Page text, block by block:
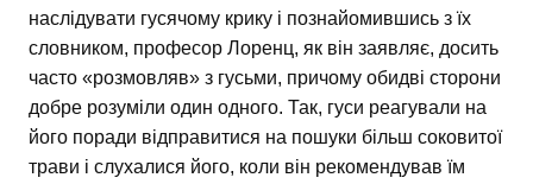
наслідувати гусячому крику і познайомившись з їх
словником, професор Лоренц, як він заявляє, досить
часто «розмовляв» з гусьми, причому обидві сторони
добре розуміли один одного. Так, гуси реагували на
його поради відправитися на пошуки більш соковитої
трави і слухалися його, коли він рекомендував їм